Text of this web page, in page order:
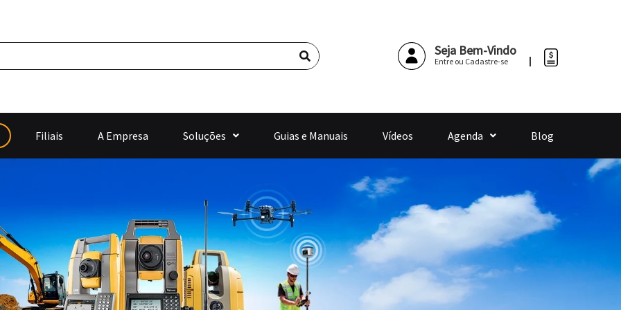
Pesquisar Seja Bem-Vindo
Entre ou Cadastre-se
Filiais A Empresa Soluções Guias e Manuais Vídeos Agenda Blog